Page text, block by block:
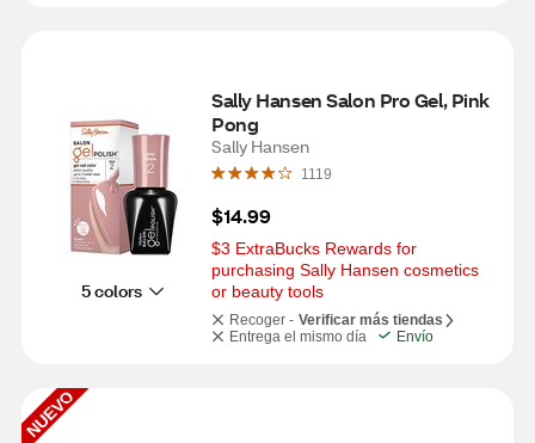
5 colors
Sally Hansen Salon Pro Gel, Pink
Pong
Sally Hansen
1119
$14.99
$3 ExtraBucks Rewards for
purchasing Sally Hansen cosmetics
or beauty tools
Recoger - Verificar más tiendas
Entrega el mismo día
Envío
NUEVO